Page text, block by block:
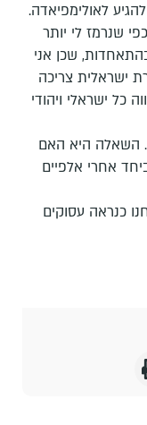
לאולימפיאדה.
שנרמז לי יותר
שכן אני
ישראלית צריכה
כל ישראלי ויהודי
השאלה היא האם
אחרי אלפיים
כנראה עסוקים